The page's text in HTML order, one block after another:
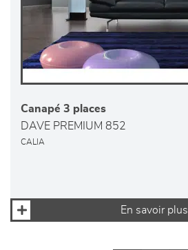
Canapé 3 places
DAVE PREMIUM 852
CALIA
En savoir plus